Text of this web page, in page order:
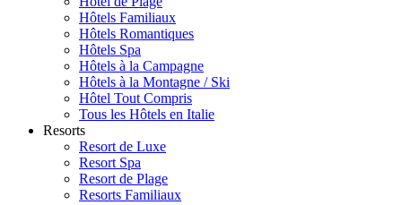
Hôtels Familiaux
Hôtels Romantiques
Hôtels Spa
Hôtels à la Campagne
Hôtels à la Montagne / Ski
Hôtel Tout Compris
Tous les Hôtels en Italie
Resorts
Resort de Luxe
Resort Spa
Resort de Plage
Resorts Familiaux